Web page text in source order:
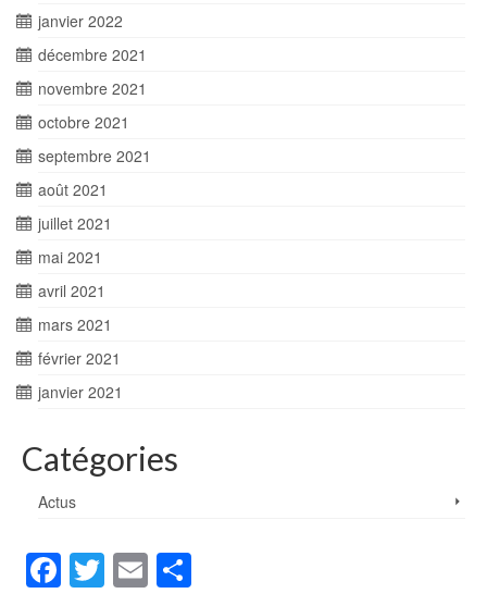
janvier 2022
décembre 2021
novembre 2021
octobre 2021
septembre 2021
août 2021
juillet 2021
mai 2021
avril 2021
mars 2021
février 2021
janvier 2021
Catégories
Actus
Facebook
Twitter
Email